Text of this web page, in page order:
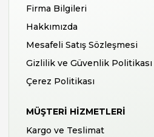
Firma Bilgileri
Hakkımızda
Mesafeli Satış Sözleşmesi
Gizlilik ve Güvenlik Politikası
Çerez Politikası
MÜŞTERI HIZMETLERI
Kargo ve Teslimat